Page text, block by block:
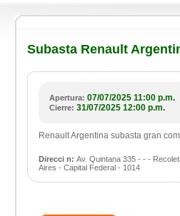
Subasta Renault
Apertura: 07/07/2025 11:00 p.m.
Cierre: 31/07/2025 12:00 p.m.
Renault Argentina subasta gran
Direcci n: Av. Quintana 335 - - -
Aires - Capital Federal - 1014